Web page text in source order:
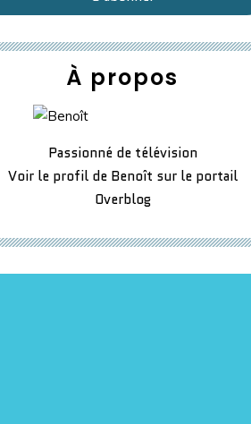
À propos
Passionné de télévision
Voir le profil de Benoît sur le portail
Overblog